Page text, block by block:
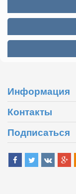
Информация
Контакты
Подписаться